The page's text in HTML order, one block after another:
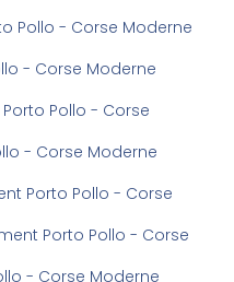
Pollo - Corse Moderne
- Corse Moderne
Pollo - Corse
- Corse Moderne
Porto Pollo - Corse
Porto Pollo - Corse
- Corse Moderne